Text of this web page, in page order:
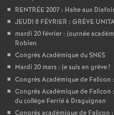
RENTRÉE 2007 : Halte aux
JEUDI 8 FÉVRIER : GRÈVE
mardi 20 février : journée
Robien
Congrès Académique du SNES
Mardi 20 mars : je suis en grève!
Congrès Académique de Falicon
Congrès Académique de
du collège Ferrié à Draguignan